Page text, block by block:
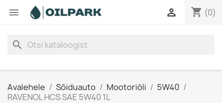
 shopping_cart (0)

search
Avalehele Sõiduauto Mootoriõli
5W40
RAVENOL HCS SAE 5W40 1L